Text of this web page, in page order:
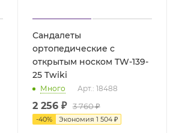
Сандалеты
ортопедические с
открытым носком TW-139-
25 Twiki
Много Арт.: 18488
2 256 ₽ 3 760 ₽
-40% Экономия 1 504 ₽